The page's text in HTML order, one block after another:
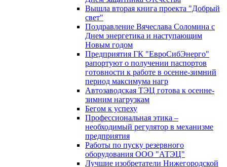
Вышла вторая книга проекта "Добрый
свет"
Поздравление Вячеслава Соломина с
Днем энергетика и наступающим
Новым годом
Предприятия ГК "ЕвроСибЭнерго"
рапортуют о получении паспортов
готовности к работе в осенне-зимний
период максимума нагр
Автозаводская ТЭЦ готова к осенне-
зимним нагрузкам
Бегом к успеху
Профессиональная этика –
необходимый регулятор в механизме
предприятия
Работы по пуску резервного
оборудования ООО "АТЭЦ"
Лучшие изобретатели Нижегородской